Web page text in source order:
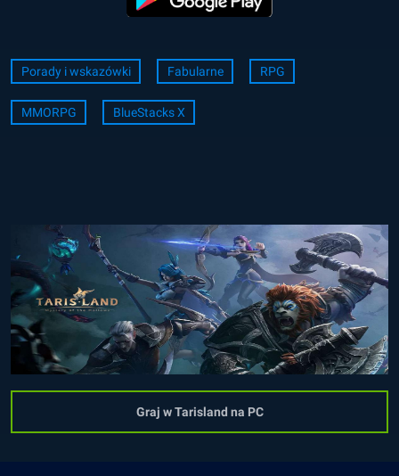
Porady i wskazówki Fabularne RPG
MMORPG BlueStacks X
Graj w Tarisland na PC